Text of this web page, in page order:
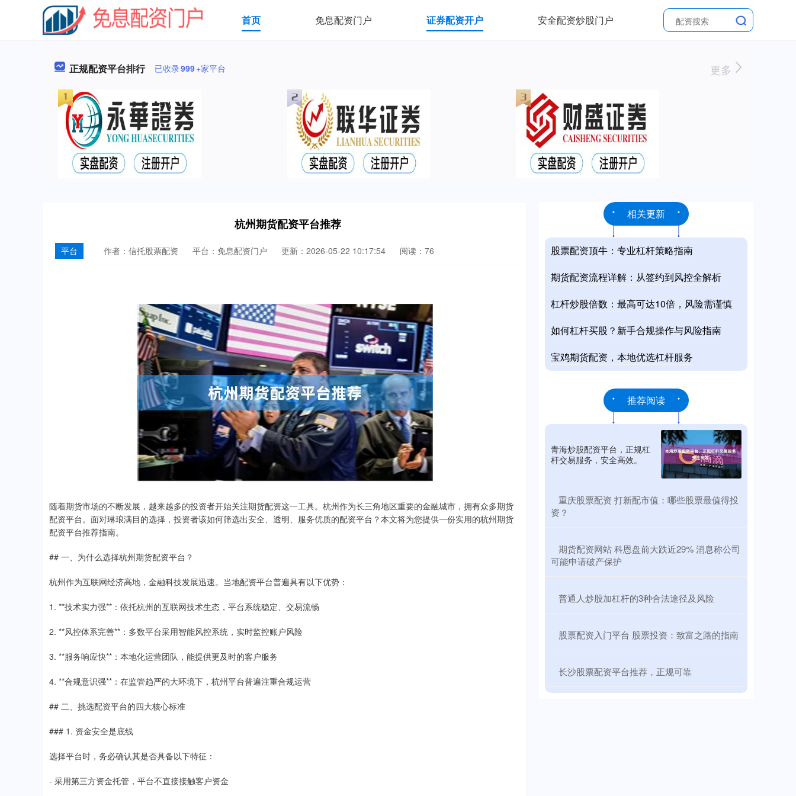
首页 免息配资门户 证券配资开户 安全配资炒股门户
正规配资平台排行 已收录999+家平台 更多
杭州期货配资平台推荐
平台 作者：信托股票配资 平台：免息配资门户 更新：2026-05-22 10:17:54 阅读：76
随着期货市场的不断发展，越来越多的投资者开始关注期货配资这一工具。杭州作为长三角地区重要的金融城市，拥有众多期货
配资平台。面对琳琅满目的选择，投资者该如何筛选出安全、透明、服务优质的配资平台？本文将为您提供一份实用的杭州期货
配资平台推荐指南。
## 一、为什么选择杭州期货配资平台？
杭州作为互联网经济高地，金融科技发展迅速。当地配资平台普遍具有以下优势：
1. **技术实力强**：依托杭州的互联网技术生态，平台系统稳定、交易流畅
2. **风控体系完善**：多数平台采用智能风控系统，实时监控账户风险
3. **服务响应快**：本地化运营团队，能提供更及时的客户服务
4. **合规意识强**：在监管趋严的大环境下，杭州平台普遍注重合规运营
## 二、挑选配资平台的四大核心标准
### 1. 资金安全是底线
选择平台时，务必确认其是否具备以下特征：
- 采用第三方资金托管，平台不直接接触客户资金
相关更新
股票配资顶牛：专业杠杆策略指南
期货配资流程详解：从签约到风控全解析
杠杆炒股倍数：最高可达10倍，风险需谨慎
如何杠杆买股？新手合规操作与风险指南
宝鸡期货配资，本地优选杠杆服务
推荐阅读
青海炒股配资平台，正规杠
杆交易服务，安全高效。
​重庆股票配资 打新配市值：哪些股票最值得投
资？
​期货配资网站 科恩盘前大跌近29% 消息称公司
可能申请破产保护
​普通人炒股加杠杆的3种合法途径及风险
​股票配资入门平台 股票投资：致富之路的指南
​长沙股票配资平台推荐，正规可靠